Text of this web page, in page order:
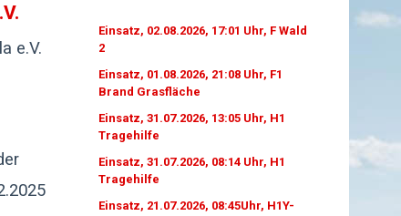
e.V.
Einsatz, 02.08.2026, 17:01 Uhr, F Wald
2
Einsatz, 01.08.2026, 21:08 Uhr, F1
Brand Grasfläche
Einsatz, 31.07.2026, 13:05 Uhr, H1
Tragehilfe
Einsatz, 31.07.2026, 08:14 Uhr, H1
Tragehilfe
Einsatz, 21.07.2026, 08:45Uhr, H1Y-